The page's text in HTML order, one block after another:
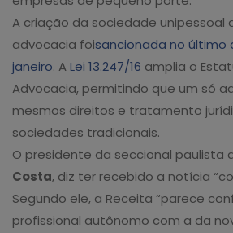
A criação da sociedade unipessoal
advocacia foisancionada no último
janeiro. ALei 13.247/16 amplia o
Advocacia, permitindo que um só
mesmos direitos e tratamento
sociedades tradicionais.
O presidente da seccional paulista
Costa, diz ter recebido a notícia
Segundo ele, a Receita “parece
profissional autônomo com a da